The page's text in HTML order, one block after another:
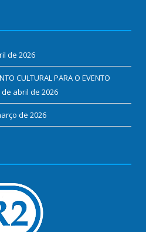
de 2026
CULTURAL PARA O EVENTO
de abril de 2026
de 2026